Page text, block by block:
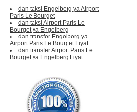
dan taksi Engelberg ya Airport
Paris Le Bourget
dan taksi Airport Paris Le
Bourget ya Engelberg
dan transfer Engelberg ya
Airport Paris Le Bourget Fiyat
dan transfer Airport Paris Le
Bourget ya Engelberg Fiyat